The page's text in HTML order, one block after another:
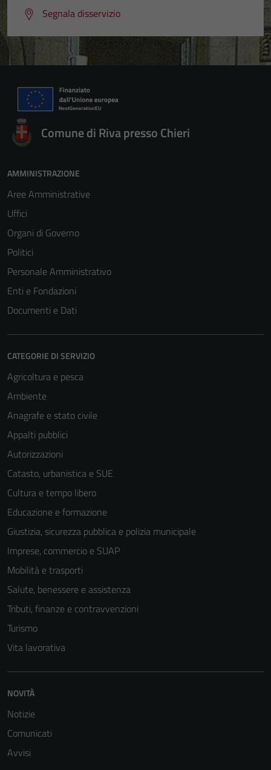
Segnala disservizio
Comune di Riva presso Chieri
AMMINISTRAZIONE
Aree Amministrative
Uffici
Organi di Governo
Politici
Personale Amministrativo
Enti e Fondazioni
Documenti e Dati
CATEGORIE DI SERVIZIO
Agricoltura e pesca
Ambiente
Anagrafe e stato civile
Appalti pubblici
Autorizzazioni
Catasto, urbanistica e SUE
Cultura e tempo libero
Educazione e formazione
Giustizia, sicurezza pubblica e polizia municipale
Imprese, commercio e SUAP
Mobilità e trasporti
Salute, benessere e assistenza
Tributi, finanze e contravvenzioni
Turismo
Vita lavorativa
NOVITÀ
Notizie
Comunicati
Avvisi